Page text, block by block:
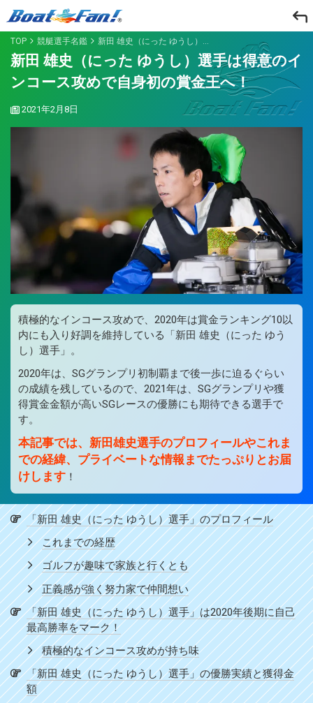
TOP 競艇選手名鑑
新田 雄史（にった ゆうし）選手は得意のイ
ンコース攻めで自身初の賞金王へ！
2021年2月8日
積極的なインコース攻めで、2020年は賞金ランキング10以
内にも入り好調を維持している「新田 雄史（にった ゆう
し）選手」。
2020年は、SGグランプリ初制覇まで後一歩に迫るぐらい
の成績を残しているので、2021年は、SGグランプリや獲
得賞金金額が高いSGレースの優勝にも期待できる選手で
す。
本記事では、新田雄史選手のプロフィールやこれま
での経緯、プライベートな情報までたっぷりとお届
けします ！
「新田 雄史（にった ゆうし）選手」のプロフィール
これまでの経歴
ゴルフが趣味で家族と行くとも
正義感が強く努力家で仲間想い
「新田 雄史（にった ゆうし）選手」は2020年後期に自己
最高勝率をマーク！
積極的なインコース攻めが持ち味
「新田 雄史（にった ゆうし）選手」の優勝実績と獲得金
額